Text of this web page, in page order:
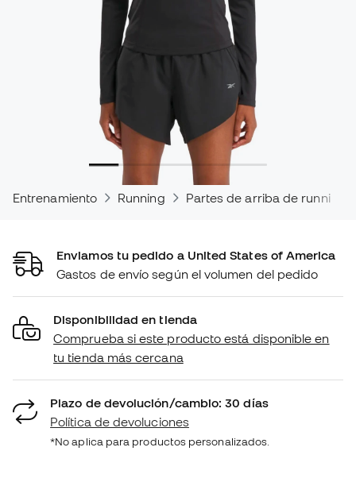
Entrenamiento Running Partes de arriba de running
Enviamos tu pedido a United States of America
Gastos de envío según el volumen del pedido
Disponibilidad en tienda
Comprueba si este producto está disponible en
tu tienda más cercana
Plazo de devolución/cambio: 30 días
Política de devoluciones
*No aplica para productos personalizados.